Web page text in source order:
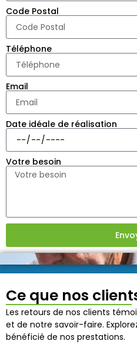
Code Postal
Téléphone
Email
Date idéale de réalisation
Votre besoin
Ce que nos
Les retours de nos clients
et de notre savoir-faire.
bénéficié de nos prestations.